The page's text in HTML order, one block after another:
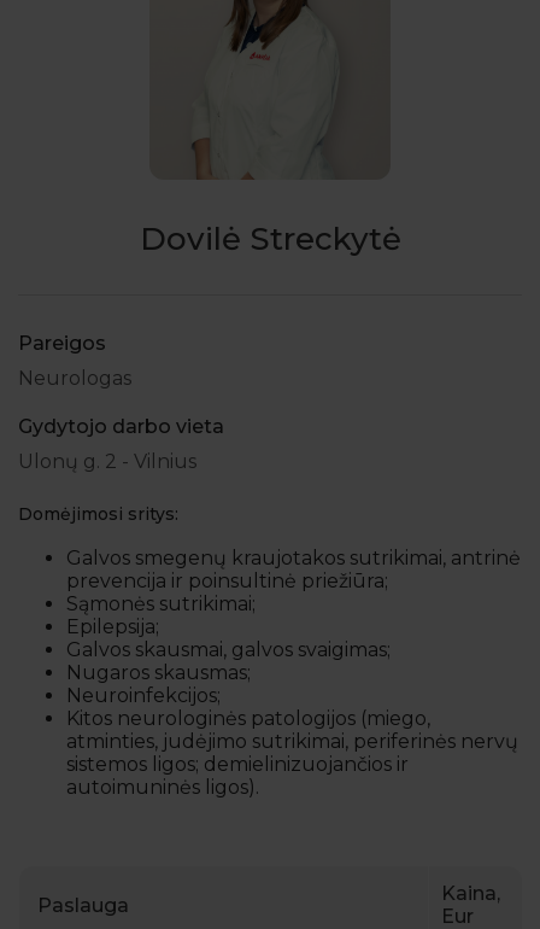
Dovilė Streckytė
Pareigos
Neurologas
Gydytojo darbo vieta
Ulonų g. 2 - Vilnius
Domėjimosi sritys:
Galvos smegenų kraujotakos sutrikimai, antrinė
prevencija ir poinsultinė priežiūra;
Sąmonės sutrikimai;
Epilepsija;
Galvos skausmai, galvos svaigimas;
Nugaros skausmas;
Neuroinfekcijos;
Kitos neurologinės patologijos (miego,
atminties, judėjimo sutrikimai, periferinės nervų
sistemos ligos; demielinizuojančios ir
autoimuninės ligos).
Paslauga
Kaina,
Eur